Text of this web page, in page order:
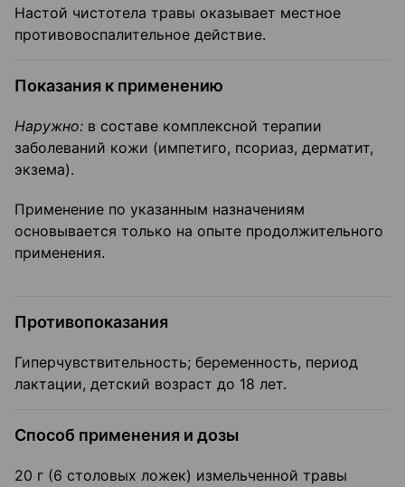
Настой чистотела травы оказывает местное
противовоспали­тельное действие.
Показания к применению
Наружно: в составе комплексной терапии
заболеваний кожи (им­петиго, псориаз, дерматит,
экзема).
Применение по указанным назначениям
основывается только на опыте продолжительного
при­менения.
Противопоказания
Гиперчувствительность; беременность, период
лактации, детский возраст до 18 лет.
Способ применения и дозы
20 г (6 столовых ложек) измельченной травы